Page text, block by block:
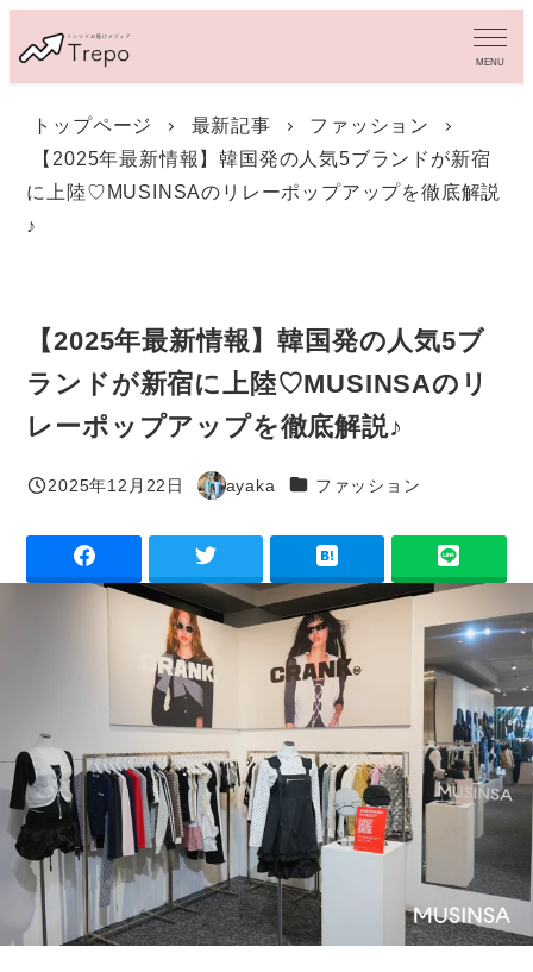
イ
MENU
トップページ 最新記事
ファッション
【2025年最新情報】韓国発の人気5ブランドが新宿
に上陸♡MUSINSAのリレーポップアップを徹底解説
♪
【2025年最新情報】韓国発の人気5ブ
ランドが新宿に上陸♡MUSINSAのリ
レーポップアップを徹底解説♪
投稿日
2025年12月22日
著
ayaka カテゴリー
ファッション